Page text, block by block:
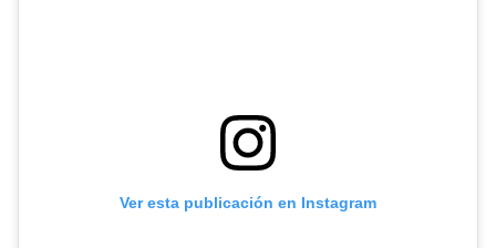
Ver esta publicación en Instagram